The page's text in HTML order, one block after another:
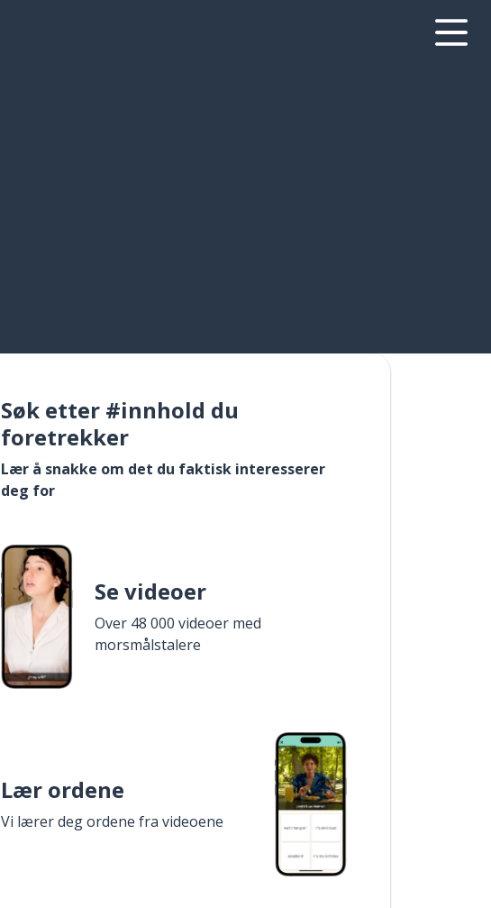
Søk etter #innhold du
foretrekker
Lær å snakke om det du faktisk interesserer
deg for
Se videoer
Over 48 000 videoer med
morsmålstalere
Lær ordene
Vi lærer deg ordene fra videoene